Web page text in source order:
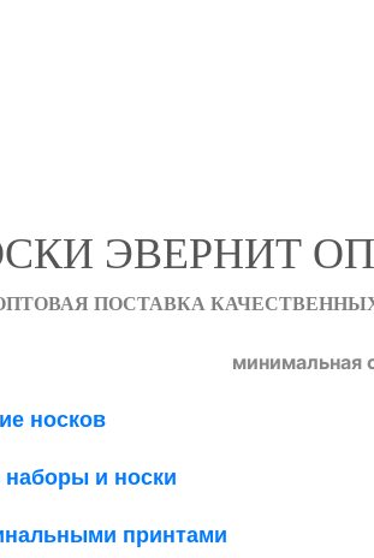
ЭВЕРНИТ
ПОСТАВКА
минимальная
носков
и носки
принтами